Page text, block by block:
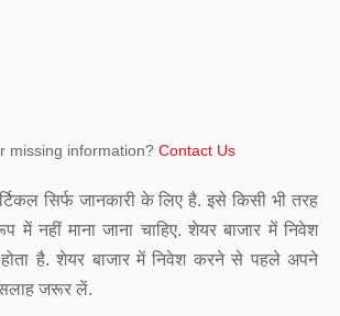
missing information? Contact Us
सिर्फ जानकारी के लिए है. इसे किसी भी तरह
नहीं माना जाना चाहिए. शेयर बाजार में निवेश
होता है. शेयर बाजार में निवेश करने से पहले अपने
सलाह जरूर लें.